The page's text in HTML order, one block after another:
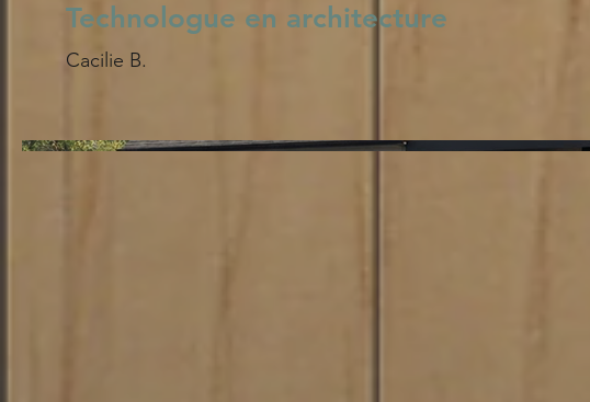
Technologue en architecture
Cacilie B.